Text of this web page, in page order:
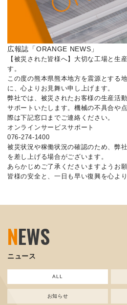
広報誌「ORANGE NEWS」
【被災された皆様へ】大切な工場と生
す。
この度の熊本県熊本地方を震源とする
に、心よりお見舞い申し上げます。
弊社では、被災されたお客様の生産活
サポートいたします。機械の不具合や
際は下記窓口までご連絡ください。
オンラインサービスサポート
076-274-1400
被災状況や稼働状況の確認のため、弊
を差し上げる場合がございます。
あらかじめご了承くださいますようお
皆様の安全と、一日も早い復興を心よ
NEWS
ニュース
ALL
お知らせ